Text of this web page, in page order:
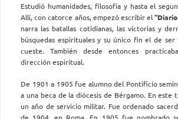
Estudió humanidades, filosofía y hasta el
Allí, con catorce años, empezó escribir el
narra las batallas cotidianas, las victorias y
búsquedas espirituales y su único fin el de
cueste. También desde entonces
dirección espiritual.
De 1901 a 1905 fue alumno del Pontificio
a una beca de la diócesis de Bérgamo. En este
un año de servicio militar. Fue ordenado
de 1904, en Roma. En 1905 fue nombrado